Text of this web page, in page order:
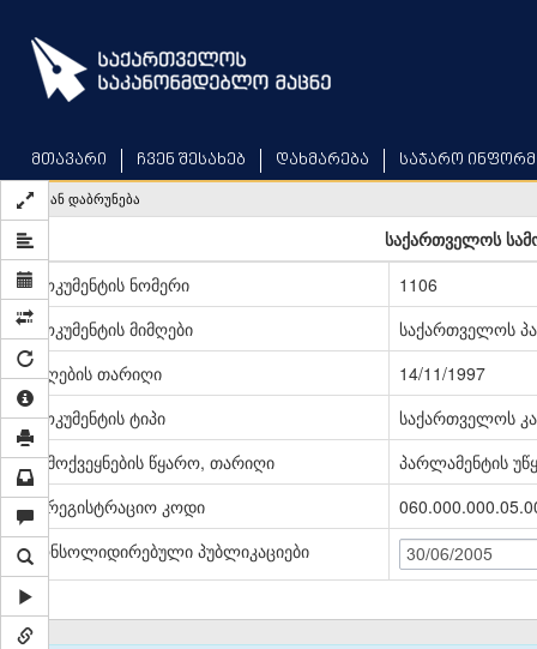
main
content
მთავარი ჩვენ შესახებ დახმარება საჯარო
უკან დაბრუნება
საქართველოს
დოკუმენტის ნომერი
1106
დოკუმენტის მიმღები
საქართველოს
მიღების თარიღი
14/11/1997
დოკუმენტის ტიპი
საქართველოს
გამოქვეყნების წყარო, თარიღი
პარლამენტის
სარეგისტრაციო კოდი
კონსოლიდირებული პუბლიკაციები
30/06/2005